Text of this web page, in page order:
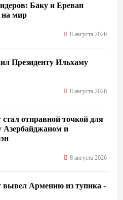
Баку и Ереван
на мир
8 августа 2026
Президенту Ильхаму
8 августа 2026
отправной точкой для
Азербайджаном и
8 августа 2026
Армению из тупика -